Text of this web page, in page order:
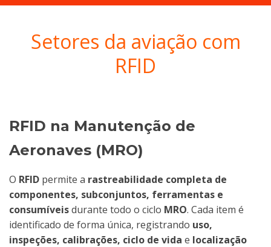
Setores da aviação com
RFID
RFID na Manutenção de
Aeronaves (MRO)
O RFID permite a rastreabilidade completa de
componentes, subconjuntos, ferramentas e
consumíveisdurante todo o ciclo MRO. Cada item é
identificado de forma única, registrando uso,
inspeções, calibrações, ciclo de vida e localização